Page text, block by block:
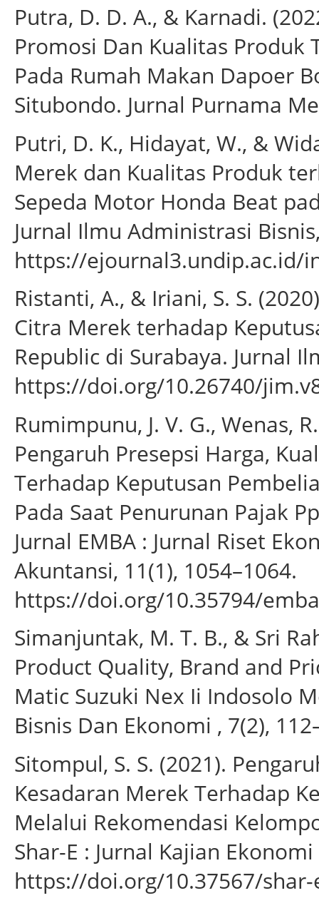
Putra, D. D. A., & Karnadi.
Promosi Dan Kualitas Produk
Pada Rumah Makan Dapoer
Situbondo. Jurnal Purnama
Putri, D. K., Hidayat, W., &
Merek dan Kualitas Produk
Sepeda Motor Honda Beat
Jurnal Ilmu Administrasi
https://ejournal3.undip.ac.id/
Ristanti, A., & Iriani, S. S.
Citra Merek terhadap
Republic di Surabaya. Jurnal
https://doi.org/10.26740/
Rumimpunu, J. V. G., Wenas,
Pengaruh Presepsi Harga,
Terhadap Keputusan
Pada Saat Penurunan Pajak
Jurnal EMBA : Jurnal Riset
Akuntansi, 11(1), 1054–1064.
https://doi.org/10.35794/
Simanjuntak, M. T. B., & Sri
Product Quality, Brand and
Matic Suzuki Nex Ii Indosolo
Bisnis Dan Ekonomi , 7(2),
Sitompul, S. S. (2021).
Kesadaran Merek Terhadap
Melalui Rekomendasi
Shar-E : Jurnal Kajian
https://doi.org/10.37567/shar-